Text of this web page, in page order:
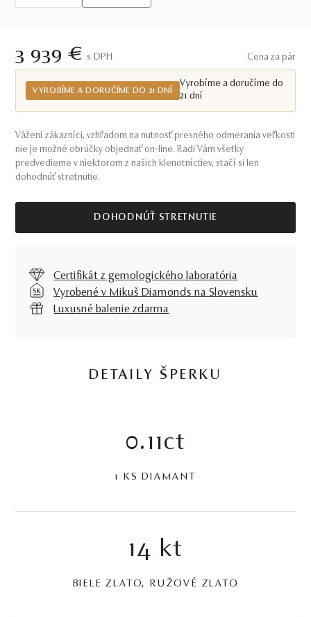
3 939 € S DPH Cena za pár
VYROBÍME A DORUČÍME DO 21 DNÍ
Vyrobíme a doručíme do
21 dní
Vážení zákazníci, vzhľadom na nutnosť presného odmerania veľkosti
nie je možné obrúčky objednať on-line. Radi Vám všetky
predvedieme v niektorom z našich klenotníctiev, stačí si len
dohodnúť stretnutie.
DOHODNÚŤ STRETNUTIE
Certifikát z gemologického laboratória
Vyrobené v Mikuš Diamonds na Slovensku
Luxusné balenie zdarma
DETAILY ŠPERKU
0.11ct
1 KS DIAMANT
14 kt
BIELE ZLATO, RUŽOVÉ ZLATO